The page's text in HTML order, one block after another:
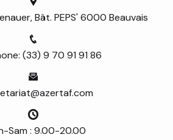
Bât. PEPS' 6000 Beauvais
(33) 9 70 91 91 86
Sam : 9.00-20.00